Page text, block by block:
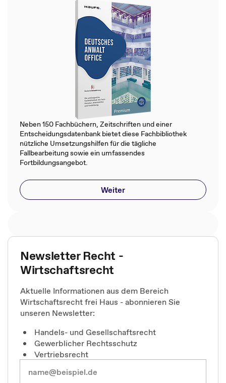
Neben 150 Fachbüchern, Zeitschriften und einer
Entscheidungsdatenbank bietet diese Fachbibliothek
nützliche Umsetzungshilfen für die tägliche
Fallbearbeitung sowie ein umfassendes
Fortbildungsangebot.
Weiter
Newsletter Recht -
Wirtschaftsrecht
Aktuelle Informationen aus dem Bereich
Wirtschaftsrecht frei Haus - abonnieren Sie
unseren Newsletter:
Handels- und Gesellschaftsrecht
Gewerblicher Rechtsschutz
Vertriebsrecht